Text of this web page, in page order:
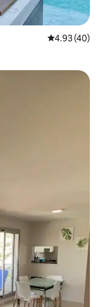
औसत रेटिंग 5 में
4.93 (40)